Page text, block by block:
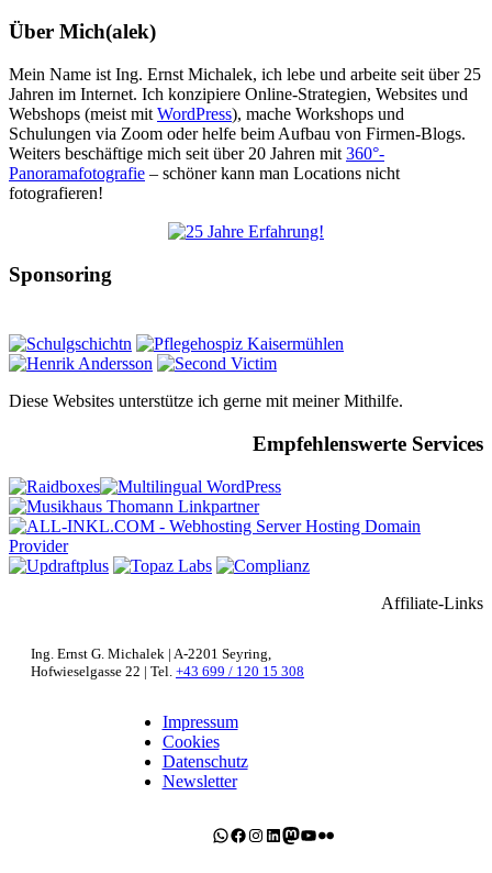
Über Mich(alek)
Mein Name ist Ing. Ernst Michalek, ich lebe und arbeite seit über 25
Jahren im Internet. Ich konzipiere Online-Strategien, Websites und
Webshops (meist mit WordPress), mache Workshops und
Schulungen via Zoom oder helfe beim Aufbau von Firmen-Blogs.
Weiters beschäftige mich seit über 20 Jahren mit 360°-
Panoramafotografie – schöner kann man Locations nicht
fotografieren!
Sponsoring
Diese Websites unterstütze ich gerne mit meiner Mithilfe.
Empfehlenswerte Services
Affiliate-Links
Ing. Ernst G. Michalek | A-2201 Seyring,
Hofwieselgasse 22 | Tel. +43 699 / 120 15 308
Impressum
Cookies
Datenschutz
Newsletter
WhatsApp
Facebook
Instagram
LinkedIn
Mastodon
YouTube
Flickr